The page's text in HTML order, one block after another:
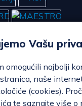
Vašu
omogućili najbolji
naše
(cookies).
te saznajte više o